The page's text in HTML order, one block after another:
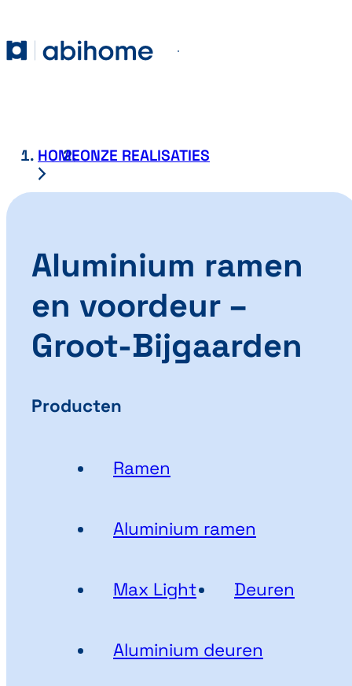
Abihome
HOMEONZE REALISATIES
Aluminium ramen
en voordeur –
Groot-Bijgaarden
Producten
Ramen
Aluminium ramen
Max Light Deuren
Aluminium deuren